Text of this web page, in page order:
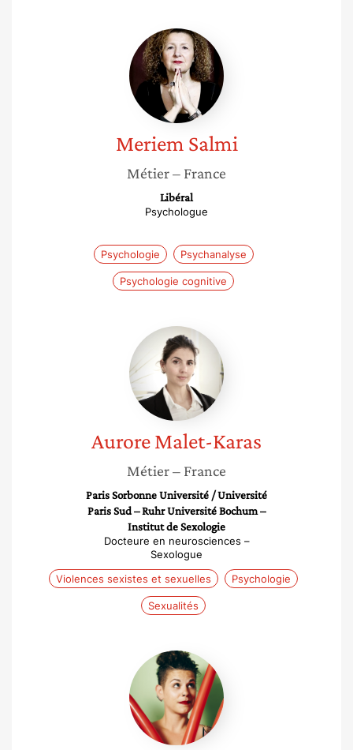
Meriem
Salmi
Meriem Salmi
Métier– France
Libéral
Psychologue
Psychologie Psychanalyse
Psychologie cognitive
Aurore
Malet-
Karas
AuroreMalet-Karas
Métier– France
Paris Sorbonne Université / Université
Paris Sud – Ruhr Université Bochum –
Institut de Sexologie
Docteure en neurosciences –
Sexologue
Violences sexistes et sexuelles
Psychologie
Sexualités
Diane
Saint-
Réquier